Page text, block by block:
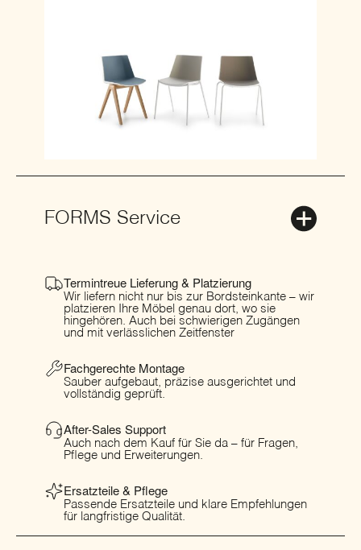
FORMS Service
Termintreue Lieferung & Platzierung
Wir liefern nicht nur bis zur Bordsteinkante – wir
platzieren Ihre Möbel genau dort, wo sie
hingehören. Auch bei schwierigen Zugängen
und mit verlässlichen Zeitfenster
Fachgerechte Montage
Sauber aufgebaut, präzise ausgerichtet und
vollständig geprüft.
After-Sales Support
Auch nach dem Kauf für Sie da – für Fragen,
Pflege und Erweiterungen.
Ersatzteile & Pflege
Passende Ersatzteile und klare Empfehlungen
für langfristige Qualität.